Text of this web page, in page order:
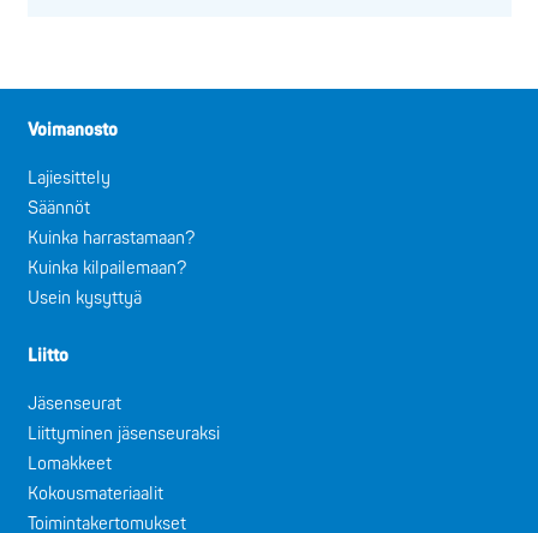
Voimanosto
Lajiesittely
Säännöt
Kuinka harrastamaan?
Kuinka kilpailemaan?
Usein kysyttyä
Liitto
Jäsenseurat
Liittyminen jäsenseuraksi
Lomakkeet
Kokousmateriaalit
Toimintakertomukset